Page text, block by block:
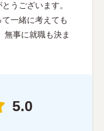
うございます。
一緒に考えても
無事に就職も決ま
5.0